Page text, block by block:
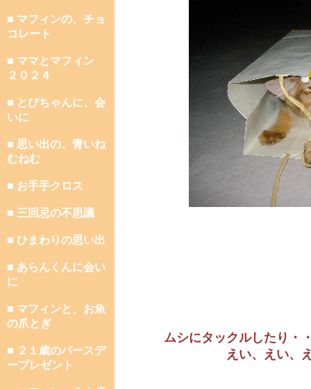
■ マフィンの、チョ
コレート
■ ママとマフィン
２０２４
■ とびちゃんに、会
いに
■ 思い出の、青いね
むねむ
■ お手手クロス
■ 三回忌の不思議
■ ひまわりの思い出
■ あらんくんに会い
に
■ マフィンと、お魚
の爪とぎ
■ ２１歳のバースデ
ープレゼント
ムシにタックルしたり・
えい、えい、